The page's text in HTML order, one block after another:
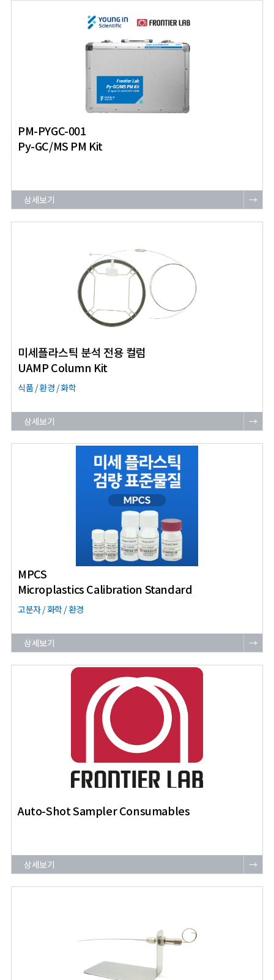
PM-PYGC-001
Py-GC/MS PM Kit
상세보기 →
미세플라스틱 분석 전용 컬럼
UAMP Column Kit
식품 / 환경 / 화학
상세보기 →
MPCS
Microplastics Calibration Standard
고분자 / 화학 / 환경
상세보기 →
Auto-Shot Sampler Consumables
상세보기 →